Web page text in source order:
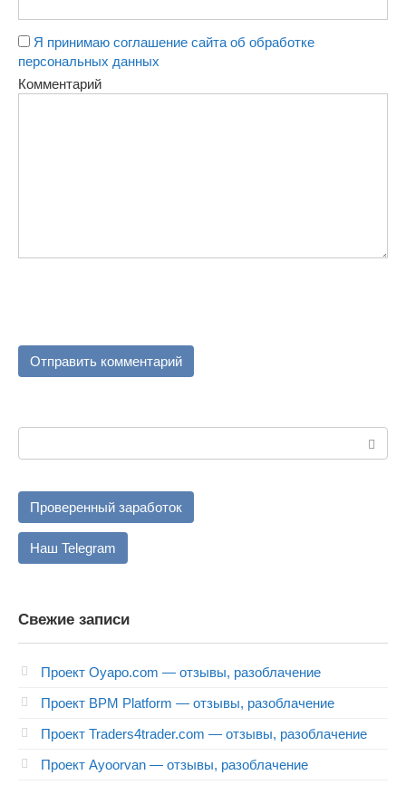
Я принимаю соглашение сайта об обработке
персональных данных
Комментарий
Проверенный заработок
Наш Telegram
Свежие записи
Проект Oyapo.com — отзывы, разоблачение
Проект BPM Platform — отзывы, разоблачение
Проект Traders4trader.com — отзывы, разоблачение
Проект Ayoorvan — отзывы, разоблачение